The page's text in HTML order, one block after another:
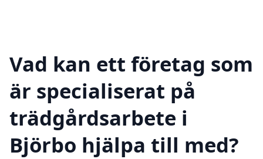
Vad kan ett företag som
är specialiserat på
trädgårdsarbete i
Björbo hjälpa till med?